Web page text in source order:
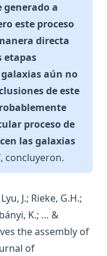
generado a
este proceso
directa
etapas
aún no
de este
proceso de
las galaxias
, concluyeron.
J.; Rieke, G.H.;
K.; … &
the assembly of
of